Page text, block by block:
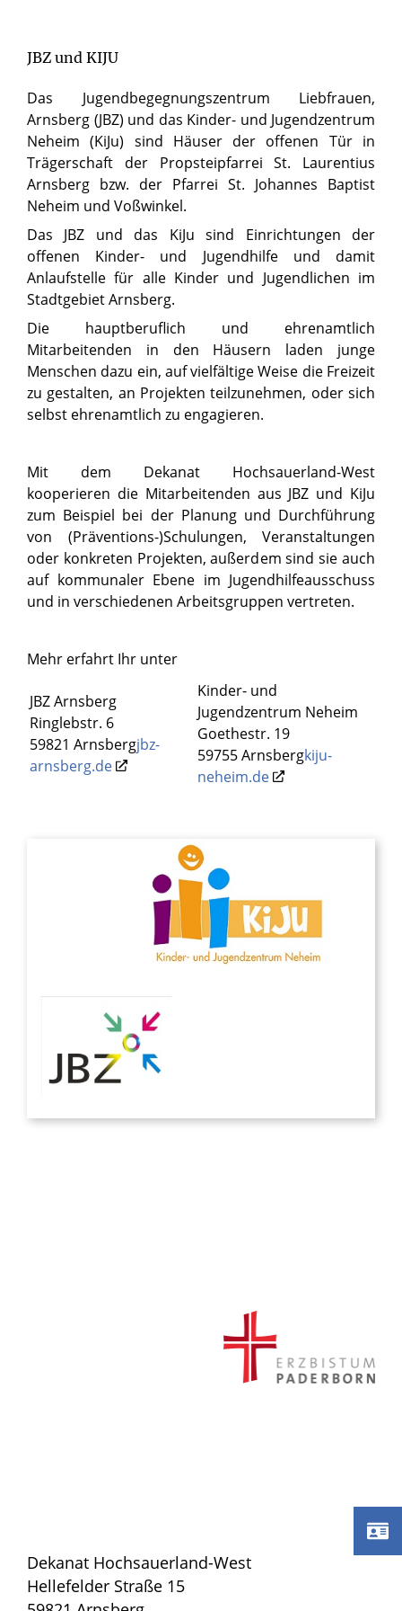
JBZ und KIJU
Das Jugendbegegnungszentrum Liebfrauen,
Arnsberg (JBZ) und das Kinder- und Jugendzentrum
Neheim (KiJu) sind Häuser der offenen Tür in
Trägerschaft der Propsteipfarrei St. Laurentius
Arnsberg bzw. der Pfarrei St. Johannes Baptist
Neheim und Voßwinkel.
Das JBZ und das KiJu sind Einrichtungen der
offenen Kinder- und Jugendhilfe und damit
Anlaufstelle für alle Kinder und Jugendlichen im
Stadtgebiet Arnsberg.
Die hauptberuflich und ehrenamtlich
Mitarbeitenden in den Häusern laden junge
Menschen dazu ein, auf vielfältige Weise die Freizeit
zu gestalten, an Projekten teilzunehmen, oder sich
selbst ehrenamtlich zu engagieren.
Mit dem Dekanat Hochsauerland-West
kooperieren die Mitarbeitenden aus JBZ und KiJu
zum Beispiel bei der Planung und Durchführung
von (Präventions-)Schulungen, Veranstaltungen
oder konkreten Projekten, außerdem sind sie auch
auf kommunaler Ebene im Jugendhilfeausschuss
und in verschiedenen Arbeitsgruppen vertreten.
Mehr erfahrt Ihr unter
JBZ Arnsberg
Ringlebstr. 6
59821 Arnsbergjbz-
arnsberg.de
Kinder- und
Jugendzentrum Neheim
Goethestr. 19
59755 Arnsbergkiju-
neheim.de
Dekanat Hochsauerland-West
Hellefelder Straße 15